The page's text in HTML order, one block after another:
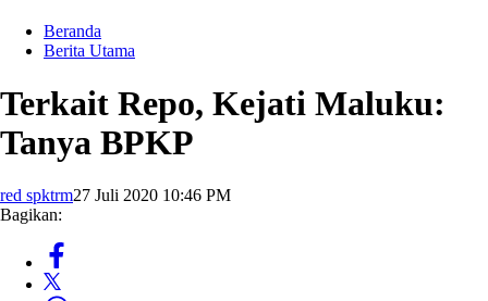
Beranda
Berita Utama
Terkait Repo, Kejati Maluku:
Tanya BPKP
red spktrm27 Juli 2020 10:46 PM
Bagikan: